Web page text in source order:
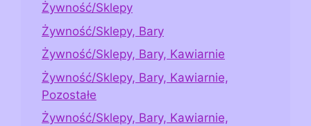
Żywność/Sklepy
Żywność/Sklepy, Bary
Żywność/Sklepy, Bary, Kawiarnie
Żywność/Sklepy, Bary, Kawiarnie,
Pozostałe
Żywność/Sklepy, Bary, Kawiarnie,